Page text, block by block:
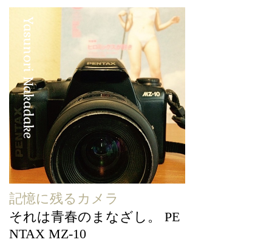
Yasunori Nakadake
記憶に残るカメラ
それは青春のまなざし。 PE
NTAX MZ-10